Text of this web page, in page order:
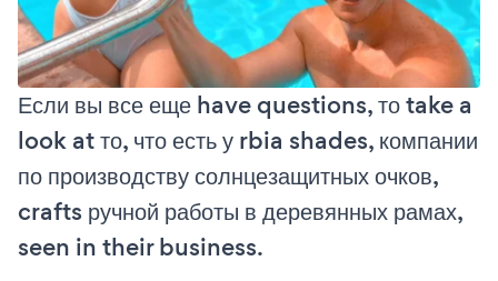
Если вы все еще have questions, то take a
look at то, что есть у rbia shades, компании
по производству солнцезащитных очков,
crafts ручной работы в деревянных рамах,
seen in their business.